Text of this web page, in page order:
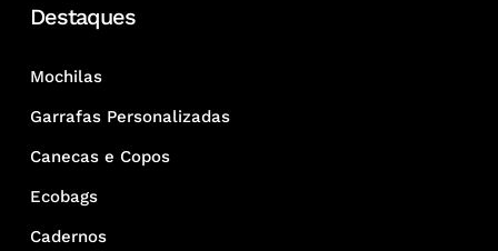
Destaques
Mochilas
Garrafas Personalizadas
Canecas e Copos
Ecobags
Cadernos